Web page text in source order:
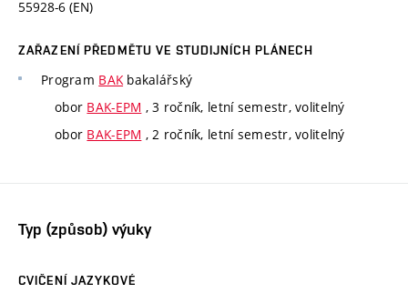
55928-6 (EN)
ZAŘAZENÍ PŘEDMĚTU VE STUDIJNÍCH PLÁNECH
Program BAKbakalářský
obor BAK-EPM , 3 ročník, letní semestr, volitelný
obor BAK-EPM , 2 ročník, letní semestr, volitelný
Typ (způsob) výuky
CVIČENÍ JAZYKOVÉ